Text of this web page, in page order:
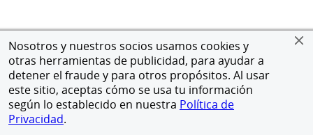
Nosotros y nuestros socios usamos cookies y
otras herramientas de publicidad, para ayudar a
detener el fraude y para otros propósitos. Al usar
este sitio, aceptas cómo se usa tu información
según lo establecido en nuestra Política de
Privacidad.